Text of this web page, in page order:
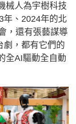
械人為宇樹科技
年、2024年的北
，還有張藝謀導
劇，都有它們的
全AI驅動全自動